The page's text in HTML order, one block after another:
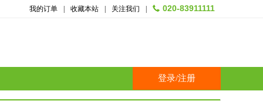
我的订单 收藏本站 关注我们 020-83911111
登录/注册